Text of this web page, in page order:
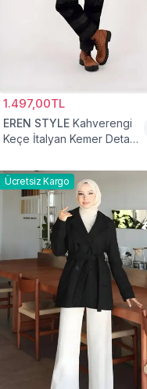
1.497,00TL
EREN STYLE Kahverengi
Keçe İtalyan Kemer Detaylı
Ücretsiz Kargo